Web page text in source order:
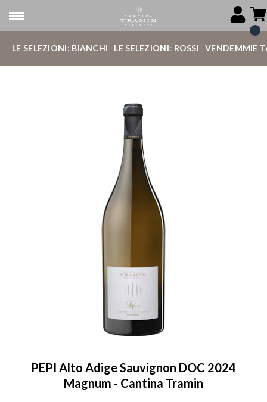
LE SELEZIONI: BIANCHI LE SELEZIONI: ROSSI VENDEMMIE
PEPI Alto Adige Sauvignon DOC 2024
Magnum - Cantina Tramin